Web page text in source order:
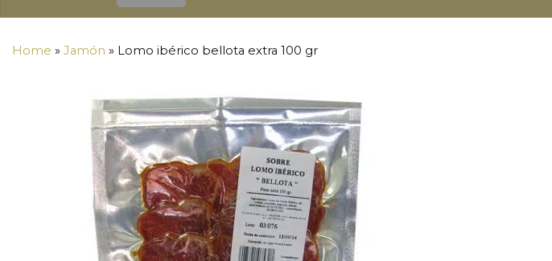
Home » Jamón » Lomo ibérico bellota extra 100 gr